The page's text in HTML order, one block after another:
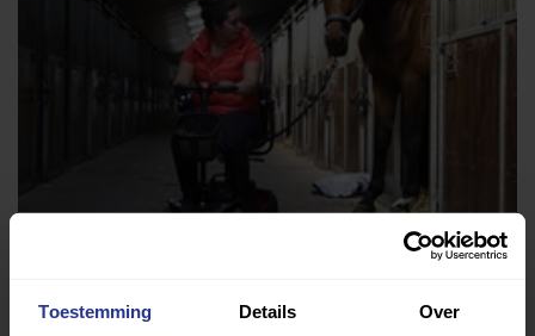
Toestemming Details Over